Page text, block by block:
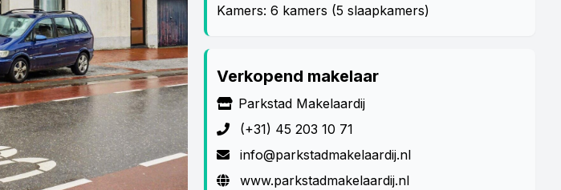
Kamers: 6 kamers (5 slaapkamers)
Verkopend makelaar
Parkstad Makelaardij
(+31) 45 203 10 71
info@parkstadmakelaardij.nl
www.parkstadmakelaardij.nl